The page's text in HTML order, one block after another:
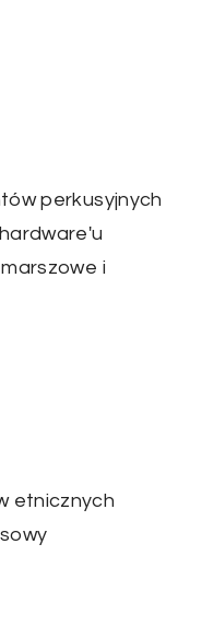
perkusyjnych
i
etnicznych